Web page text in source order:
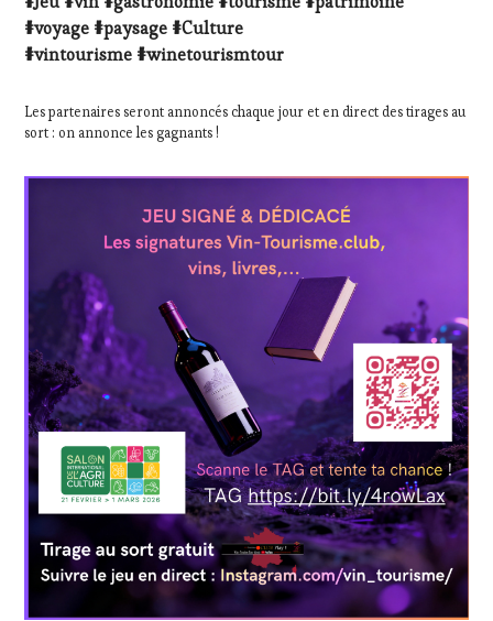
#voyage #paysage #Culture
#vintourisme #winetourismtour
Les partenaires seront annoncés chaque jour et en direct des tirages au
sort : on annonce les gagnants !